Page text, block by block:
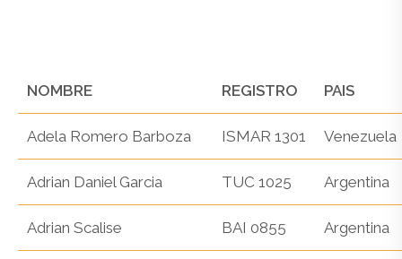
NOMBRE REGISTRO PAIS
Adela Romero Barboza ISMAR 1301 Venezuela
Adrian Daniel Garcia TUC 1025 Argentina
Adrian Scalise BAI 0855 Argentina